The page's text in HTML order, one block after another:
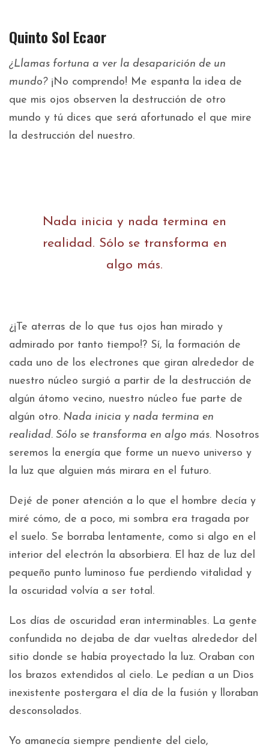
Quinto Sol Ecaor
¿Llamas fortuna a ver la desaparición de un
mundo?¡No comprendo! Me espanta la idea de
que mis ojos observen la destrucción de otro
mundo y tú dices que será afortunado el que mire
la destrucción del nuestro.
Nada inicia y nada termina en
realidad. Sólo se transforma en
algo más.
¿¡Te aterras de lo que tus ojos han mirado y
admirado por tanto tiempo!? Sí, la formación de
cada uno de los electrones que giran alrededor de
nuestro núcleo surgió a partir de la destrucción de
algún átomo vecino, nuestro núcleo fue parte de
algún otro. Nada inicia y nada termina en
realidad. Sólo se transforma en algo más. Nosotros
seremos la energía que forme un nuevo universo y
la luz que alguien más mirara en el futuro.
Dejé de poner atención a lo que el hombre decía y
miré cómo, de a poco, mi sombra era tragada por
el suelo. Se borraba lentamente, como si algo en el
interior del electrón la absorbiera. El haz de luz del
pequeño punto luminoso fue perdiendo vitalidad y
la oscuridad volvía a ser total.
Los días de oscuridad eran interminables. La gente
confundida no dejaba de dar vueltas alrededor del
sitio donde se había proyectado la luz. Oraban con
los brazos extendidos al cielo. Le pedían a un Dios
inexistente postergara el día de la fusión y lloraban
desconsolados.
Yo amanecía siempre pendiente del cielo,